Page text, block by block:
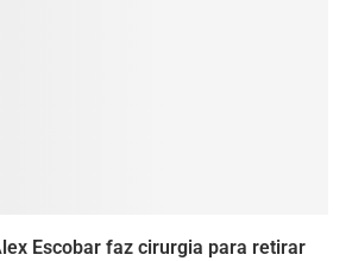
Escobar faz cirurgia para retirar